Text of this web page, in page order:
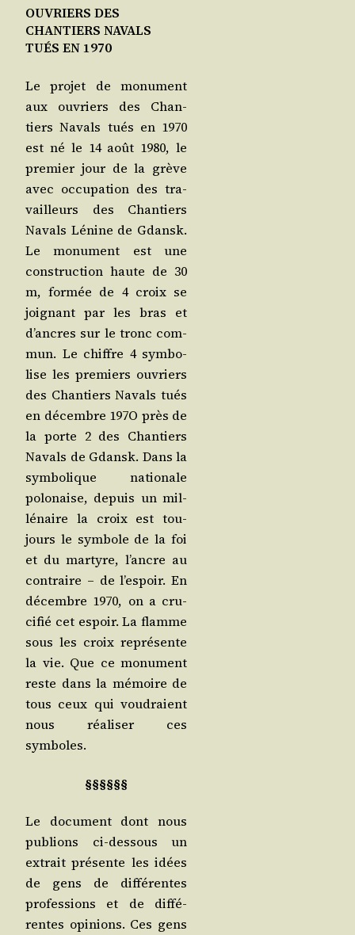
OUVRIERS DES
CHANTIERS NAVALS
TUÉS EN 1970
Le pro­jet de monu­ment
aux ouvriers des Chan­
tiers Navals tués en 1970
est né le 14 août 1980, le
pre­mier jour de la grève
avec occu­pa­tion des tra­
vailleurs des Chan­tiers
Navals Lénine de Gdansk.
Le monu­ment est une
construc­tion haute de 30
m, for­mée de 4 croix se
joi­gnant par les bras et
d’ancres sur le tronc com­
mun. Le chiffre 4 sym­bo­
lise les pre­miers ouvriers
des Chan­tiers Navals tués
en décembre 197O près de
la porte 2 des Chan­tiers
Navals de Gdansk. Dans la
sym­bo­lique natio­nale
polo­naise, depuis un mil­
lé­naire la croix est tou­
jours le sym­bole de la foi
et du mar­tyre, l’ancre au
contraire – de l’es­poir. En
décembre 1970, on a cru­
ci­fié cet espoir. La flamme
sous les croix repré­sente
la vie. Que ce monu­ment
reste dans la mémoire de
tous ceux qui vou­draient
nous réa­li­ser ces
symboles.
§§§§§§
Le docu­ment dont nous
publions ci-des­sous un
extrait pré­sente les idées
de gens de dif­fé­rentes
pro­fes­sions et de dif­fé­
rentes opi­nions. Ces gens